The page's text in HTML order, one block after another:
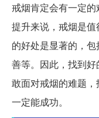
戒烟肯定会有一定
提升来说，戒烟是
的好处是显著的，
善等。因此，找到
敢面对戒烟的难题
一定能成功。